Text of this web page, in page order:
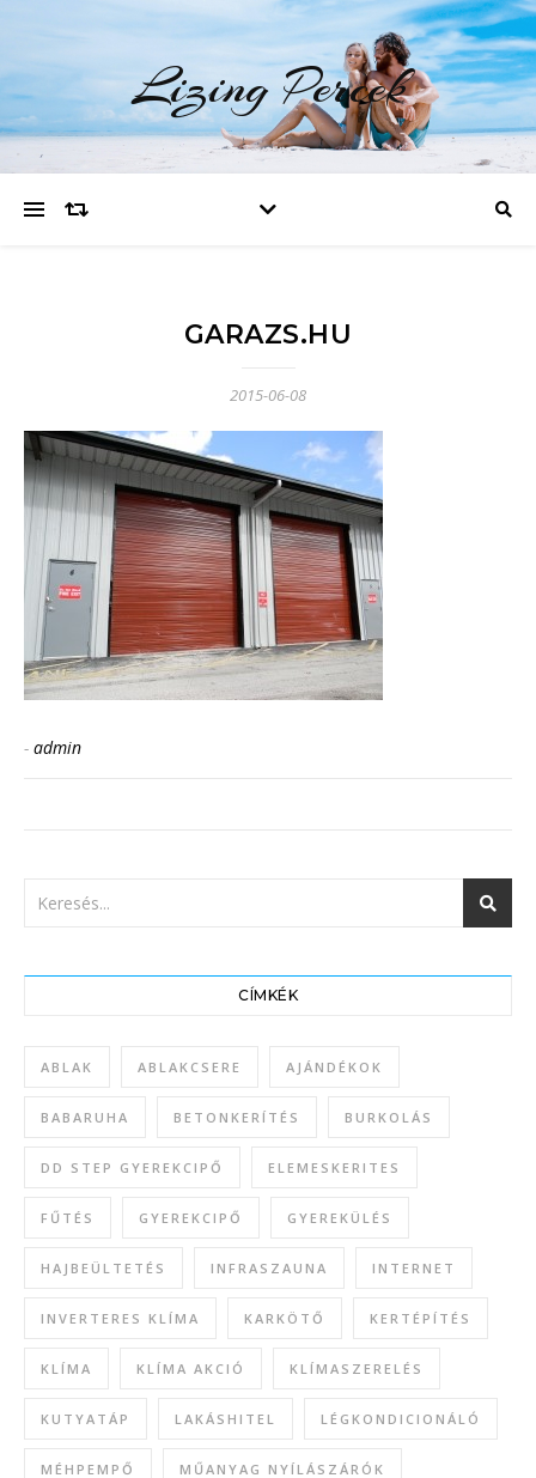
Lizing Percek
GARAZS.HU
2015-06-08
- admin
CÍMKÉK
ABLAK ABLAKCSERE AJÁNDÉKOK
BABARUHA BETONKERÍTÉS BURKOLÁS
DD STEP GYEREKCIPŐ ELEMESKERITES
FŰTÉS GYEREKCIPŐ GYEREKÜLÉS
HAJBEÜLTETÉS INFRASZAUNA INTERNET
INVERTERES KLÍMA KARKÖTŐ KERTÉPÍTÉS
KLÍMA KLÍMA AKCIÓ KLÍMASZERELÉS
KUTYATÁP LAKÁSHITEL LÉGKONDICIONÁLÓ
MÉHPEMPŐ MŰANYAG NYÍLÁSZÁRÓK